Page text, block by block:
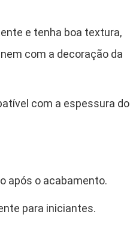
e tenha boa textura,
com a decoração da
com a espessura do
após o acabamento.
para iniciantes.